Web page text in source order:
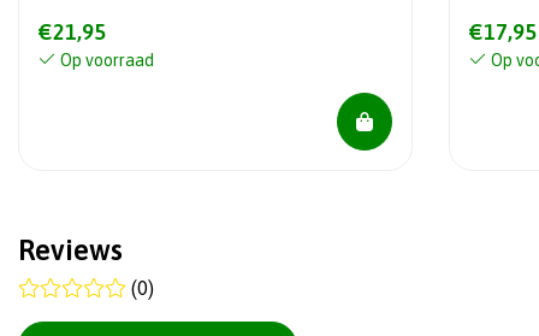
€21,95
Op voorraad
€17,95
Op
Reviews
(0)